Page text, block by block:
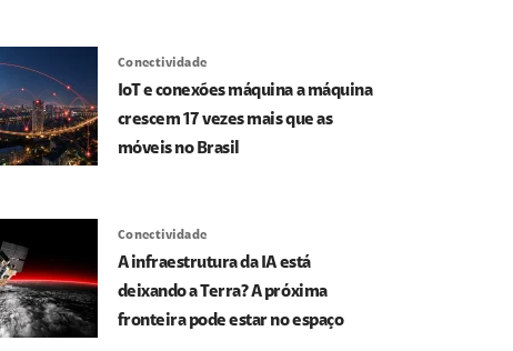
Conectividade
IoT e conexões máquina a máquina
crescem 17 vezes mais que as
móveis no Brasil
Conectividade
A infraestrutura da IA está
deixando a Terra? A próxima
fronteira pode estar no espaço